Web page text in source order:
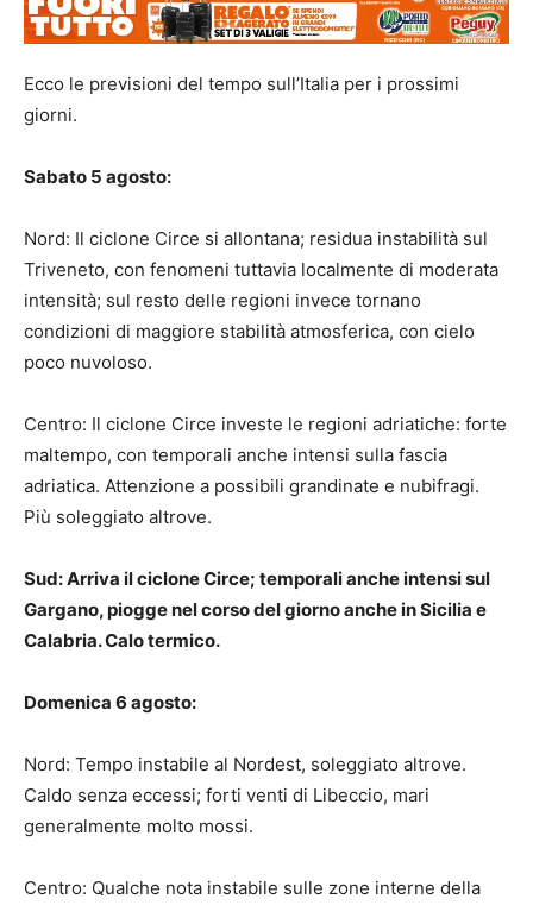
Ecco le previsioni del tempo sull’Italia per i prossimi
giorni.
Sabato 5 agosto:
Nord: Il ciclone Circe si allontana; residua instabilità sul
Triveneto, con fenomeni tuttavia localmente di moderata
intensità; sul resto delle regioni invece tornano
condizioni di maggiore stabilità atmosferica, con cielo
poco nuvoloso.
Centro: Il ciclone Circe investe le regioni adriatiche: forte
maltempo, con temporali anche intensi sulla fascia
adriatica. Attenzione a possibili grandinate e nubifragi.
Più soleggiato altrove.
Sud: Arriva il ciclone Circe; temporali anche intensi sul
Gargano, piogge nel corso del giorno anche in Sicilia e
Calabria. Calo termico.
Domenica 6 agosto:
Nord: Tempo instabile al Nordest, soleggiato altrove.
Caldo senza eccessi; forti venti di Libeccio, mari
generalmente molto mossi.
Centro: Qualche nota instabile sulle zone interne della